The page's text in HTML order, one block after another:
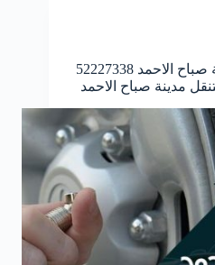
خدمة كهرباء السيارات مدينة صباح الاحمد 52227338
مدينة صباح الاحمد